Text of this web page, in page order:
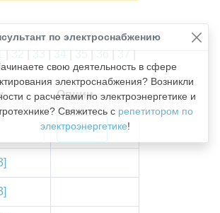
по электроснабжению
свою деятельность в сфере
электроснабжения? Возникли
с расчетами по электроэнергетике и
Свяжитесь с репетитором по
электроэнергетике!
| 32 | 33 | 34 | 35 | 36 | 37 |
Опции